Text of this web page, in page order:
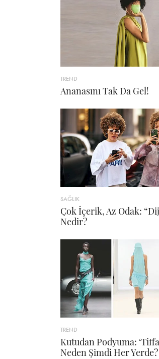
TREND
Ananasını Tak Da Gel!
SAĞLIK
Çok İçerik, Az Odak:
Nedir?
TREND
Kutudan Podyuma:
Neden Şimdi Her Yerde?